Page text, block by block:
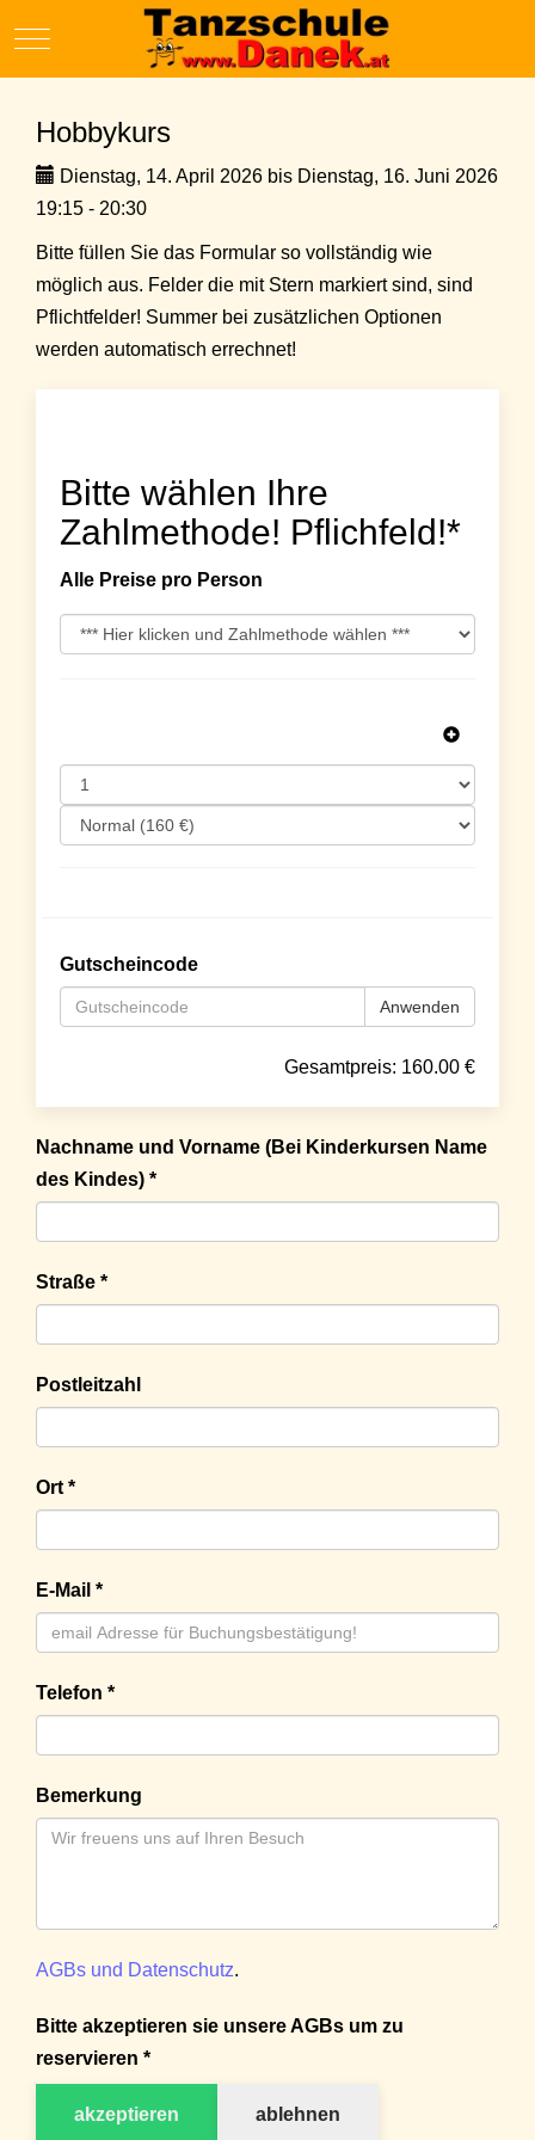
Mobile Menu Toggle
Hobbykurs
Dienstag, 14. April 2026 bis Dienstag, 16. Juni 2026
19:15 - 20:30
Bitte füllen Sie das Formular so vollständig wie
möglich aus. Felder die mit Stern markiert sind, sind
Pflichtfelder! Summer bei zusätzlichen Optionen
werden automatisch errechnet!
Bitte wählen Ihre
Zahlmethode! Pflichfeld!*
Alle Preise pro Person
Gutscheincode
Anwenden
Gesamtpreis: 160.00 €
Nachname und Vorname (Bei Kinderkursen Name
des Kindes) *
Straße *
Postleitzahl
Ort *
E-Mail *
Telefon *
Bemerkung
AGBs und Datenschutz.
Bitte akzeptieren sie unsere AGBs um zu
reservieren *
akzeptieren ablehnen